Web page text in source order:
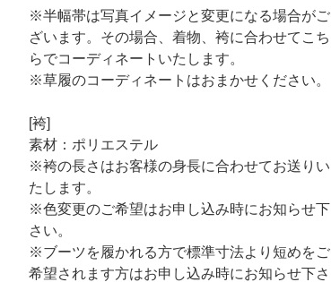
※半幅帯は写真イメージと変更になる場合がご
ざいます。その場合、着物、袴に合わせてこち
らでコーディネートいたします。
※草履のコーディネートはおまかせください。
[袴]
素材：ポリエステル
※袴の長さはお客様の身長に合わせてお送りい
たします。
※色変更のご希望はお申し込み時にお知らせ下
さい。
※ブーツを履かれる方で標準寸法より短めをご
希望されます方はお申し込み時にお知らせ下さ